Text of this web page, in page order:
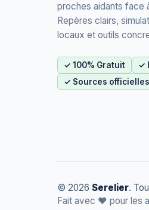
proches aidants face
Repères clairs,
locaux et outils
✓ 100% Gratuit
✓
✓ Sources officielles
© 2026 Serelier.
Fait avec ❤️ pour les